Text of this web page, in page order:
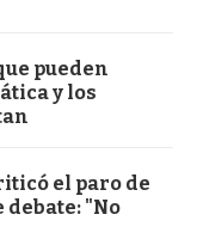
pueden
y los
el paro de
"No